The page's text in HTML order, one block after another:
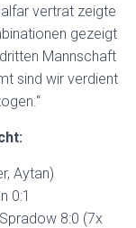
vertrat zeigte
gezeigt
Mannschaft
sind wir verdient
( Sitter, Aytan)
0:1
8:0 (7x